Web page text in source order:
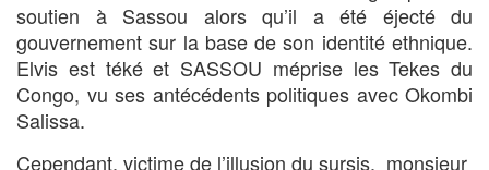
soutien à Sassou alors qu’il a été éjecté du
gouvernement sur la base de son identité ethnique.
Elvis est téké et SASSOU méprise les Tekes du
Congo, vu ses antécédents politiques avec Okombi
Salissa.
Cependant, victime de l’illusion du sursis, monsieur